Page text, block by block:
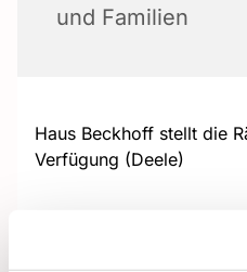
und Familien
Haus Beckhoff stellt die
Verfügung (Deele)